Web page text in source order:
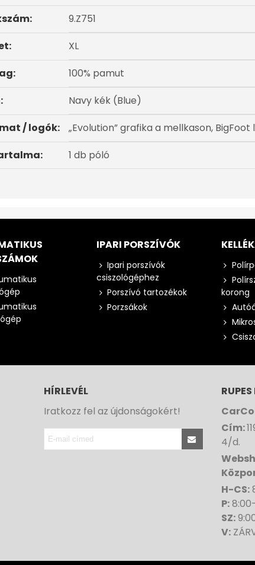
9.Z751
XL
100% pamut
Navy kék (Blue)
/ logók:
„Evolution” grafika a mellkason, BigFoot
1 db póló
IPARI PORSZÍVÓK
Ipari porszívók
csiszológéphez
Porszívó tartozékok
Porzsákok
korong
HÍRLEVÉL
Iratkozz fel az újdonságokért!
Cím:
4/d.
H-CS:
P:
SZ:
V: